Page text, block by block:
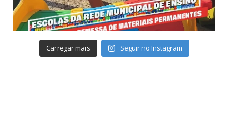
Carregar mais Seguir no Instagram